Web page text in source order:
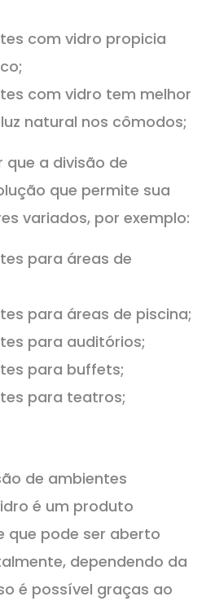
com vidro propicia
com vidro tem melhor
natural nos cômodos;
que a divisão de
que permite sua
variados, por exemplo:
para áreas de
para áreas de piscina;
para auditórios;
para buffets;
para teatros;
de ambientes
é um produto
que pode ser aberto
dependendo da
é possível graças ao